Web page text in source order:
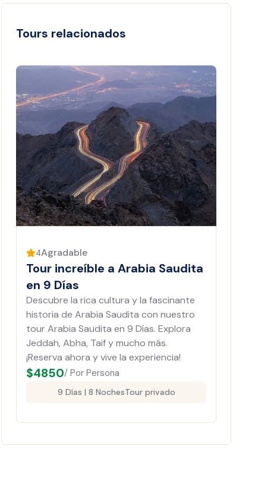
Tours relacionados
4Agradable
Tour increíble a Arabia Saudita
en 9 Días
Descubre la rica cultura y la fascinante
historia de Arabia Saudita con nuestro
tour Arabia Saudita en 9 Días. Explora
Jeddah, Abha, Taif y mucho más.
¡Reserva ahora y vive la experiencia!
$4850/ Por Persona
9 Días | 8 NochesTour privado